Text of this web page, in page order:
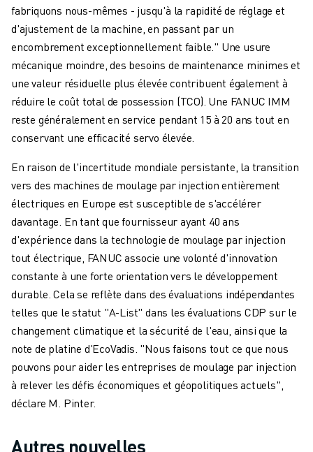
DES SOLUTIONS D'USINE INTELLIGENTE POUR AMÉLIORER
ENREGISTREMENT DU PRODUIT "
TÉMOIGNAGES
SOLUTIONS
INDUSTRIES
TOUTES LES INDUSTRIES
AÉROSPATIALE
AUTOMOBILE
ÉLECTRONIQUE
ALIMENTATION ET BOISSONS
MÉDICAL
PLASTIQUES
ENTREPOSAGE, LOGISTIQUE, POSTE ET COLIS
APPLICATIONS
TOUTES LES APPLICATIONS
USINAGE 5 AXES
SOUDAGE À L'ARC
ASSEMBLAGE
RECTIFICATION CNC
FRAISAGE CNC
TOURNAGE CNC
PERÇAGE ET TARAUDAGE À GRANDE VITESSE
ENTRETIEN DES MACHINES
fabriquons nous-mêmes - jusqu'à la rapidité de réglage et
d'ajustement de la machine, en passant par un
encombrement exceptionnellement faible." Une usure
mécanique moindre, des besoins de maintenance minimes et
une valeur résiduelle plus élevée contribuent également à
réduire le coût total de possession (TCO). Une FANUC IMM
reste généralement en service pendant 15 à 20 ans tout en
conservant une efficacité servo élevée.
En raison de l'incertitude mondiale persistante, la transition
vers des machines de moulage par injection entièrement
électriques en Europe est susceptible de s'accélérer
davantage. En tant que fournisseur ayant 40 ans
d'expérience dans la technologie de moulage par injection
tout électrique, FANUC associe une volonté d'innovation
constante à une forte orientation vers le développement
durable. Cela se reflète dans des évaluations indépendantes
telles que le statut "A-List" dans les évaluations CDP sur le
changement climatique et la sécurité de l'eau, ainsi que la
note de platine d'EcoVadis. "Nous faisons tout ce que nous
pouvons pour aider les entreprises de moulage par injection
à relever les défis économiques et géopolitiques actuels",
déclare M. Pinter.
Autres nouvelles